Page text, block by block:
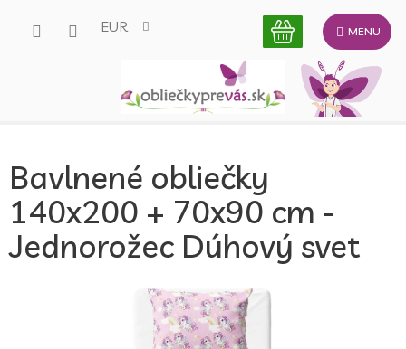
EUR
Bavlnené obliečky
140x200 + 70x90 cm -
Jednorožec Dúhový svet